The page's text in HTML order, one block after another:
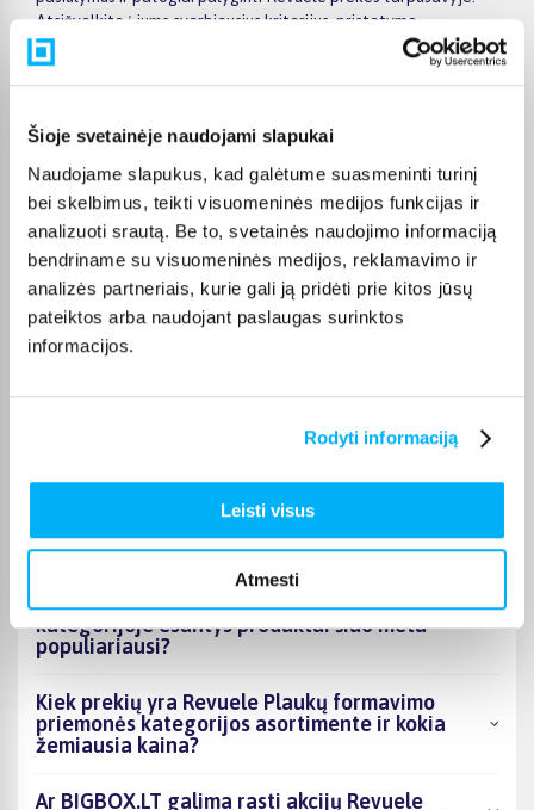
Šioje svetainėje naudojami slapukai
Naudojame slapukus, kad galėtume suasmeninti turinį
bei skelbimus, teikti visuomeninės medijos funkcijas ir
analizuoti srautą. Be to, svetainės naudojimo informaciją
bendriname su visuomeninės medijos, reklamavimo ir
analizės partneriais, kurie gali ją pridėti prie kitos jūsų
pateiktos arba naudojant paslaugas surinktos
informacijos.
Rodyti informaciją
Leisti visus
Atmesti
Atsižvelkite į jums svarbiausius kriterijus, pristatymo
informaciją ir prekės aprašymą, kad galėtumėte priimti patogų
ir apgalvotą sprendimą.
tinkamiausią variantą internetu.
Pirkėjų atsiliepimai apie prekes
Laura J.
DUK
Kokie Revuele Plaukų formavimo priemonės
kategorijoje esantys produktai šiuo metu
populiariausi?
Kiek prekių yra Revuele Plaukų formavimo
priemonės kategorijos asortimente ir kokia
žemiausia kaina?
Ar BIGBOX.LT galima rasti akcijų Revuele